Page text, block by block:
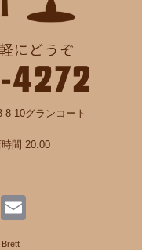
10グランコート
間 20:00
Li